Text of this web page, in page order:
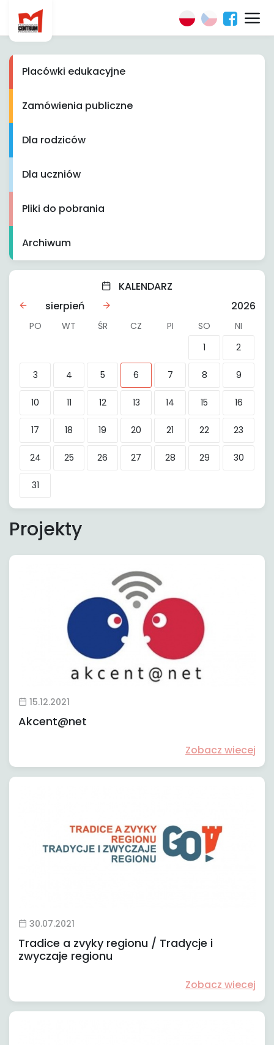
Placówki edukacyjne
Zamówienia publiczne
Dla rodziców
Dla uczniów
Pliki do pobrania
Archiwum
KALENDARZ
sierpień
2026
PO WT ŚR CZ PI SO
NI
1
2
3 4 5 6 7 8 9
10 11 12 13 14 15 16
17 18 19 20 21 22 23
24 25 26 27 28 29 30
31
Projekty
15.12.2021
Akcent@net
Zobacz wiecej
30.07.2021
Tradice a zvyky regionu / Tradycje i
zwyczaje regionu
Zobacz wiecej